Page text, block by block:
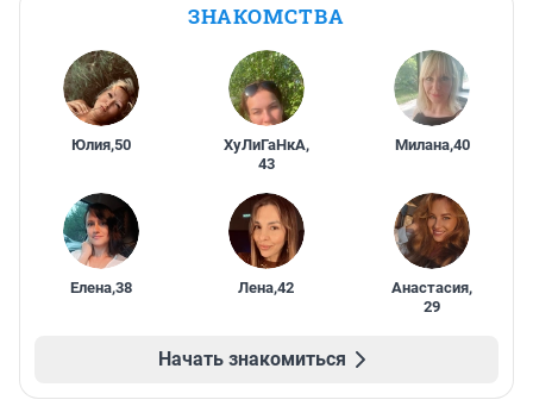
ЗНАКОМСТВА
Юлия,50 ХуЛиГаНкА,
43
Милана,40
Елена,38 Лена,42 Анастасия,
29
Начать знакомиться